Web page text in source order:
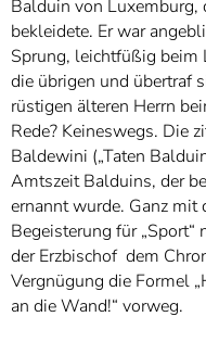
Balduin von
bekleidete. Er war
Sprung, leichtfüßig beim
die übrigen und übertraf
rüstigen älteren Herrn
Rede? Keineswegs. Die
Baldewini („Taten
Amtszeit Balduins, der
ernannt wurde. Ganz mit
Begeisterung für „Sport“
der Erzbischof dem
Vergnügung die Formel
an die Wand!“ vorweg.